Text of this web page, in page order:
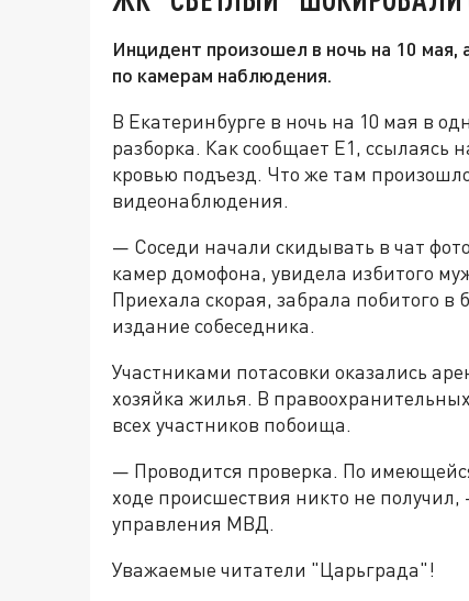
Инцидент произошел в ночь на 10
по камерам наблюдения.
В Екатеринбурге в ночь на 10 мая в
разборка. Как сообщает Е1,
кровью подъезд. Что же там
видеонаблюдения.
— Соседи начали скидывать в чат
камер домофона, увидела избитого
Приехала скорая, забрала побитого
издание собеседника.
Участниками потасовки оказались
хозяйка жилья. В
всех участников побоища.
— Проводится проверка. По
ходе происшествия никто не
управления МВД.
Уважаемые читатели "Царьграда"!